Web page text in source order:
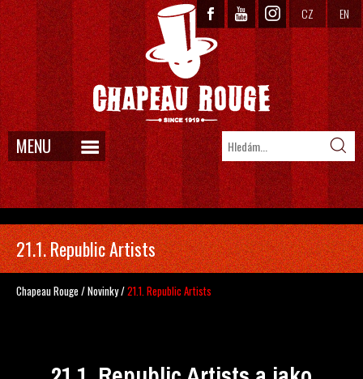
CZ EN
MENU
21.1. Republic Artists
Chapeau Rouge /Novinky/21.1. Republic Artists